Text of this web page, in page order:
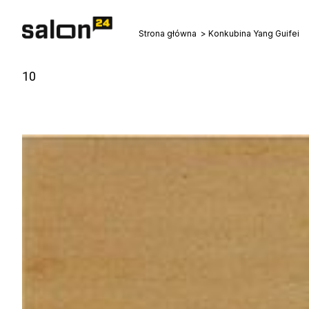
Strona główna Konkubina Yang Guifei
10